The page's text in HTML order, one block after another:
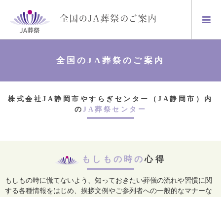
全国のJA葬祭のご案内
株式会社JA静岡市やすらぎセンター（JA静岡市）内
のJA葬祭センター
もしもの時の心得
もしもの時に慌てないよう、知っておきたい葬儀の流れや習慣に関
する各種情報をはじめ、 挨拶文例やご参列者への一般的なマナーな